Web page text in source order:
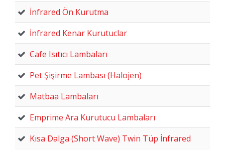
İnfrared Ön Kurutma
İnfrared Kenar Kurutuclar
Cafe Isıtıcı Lambaları
Pet Şişirme Lambası (Halojen)
Matbaa Lambaları
Emprime Ara Kurutucu Lambaları
Kısa Dalga (Short Wave) Twin Tüp İnfrared